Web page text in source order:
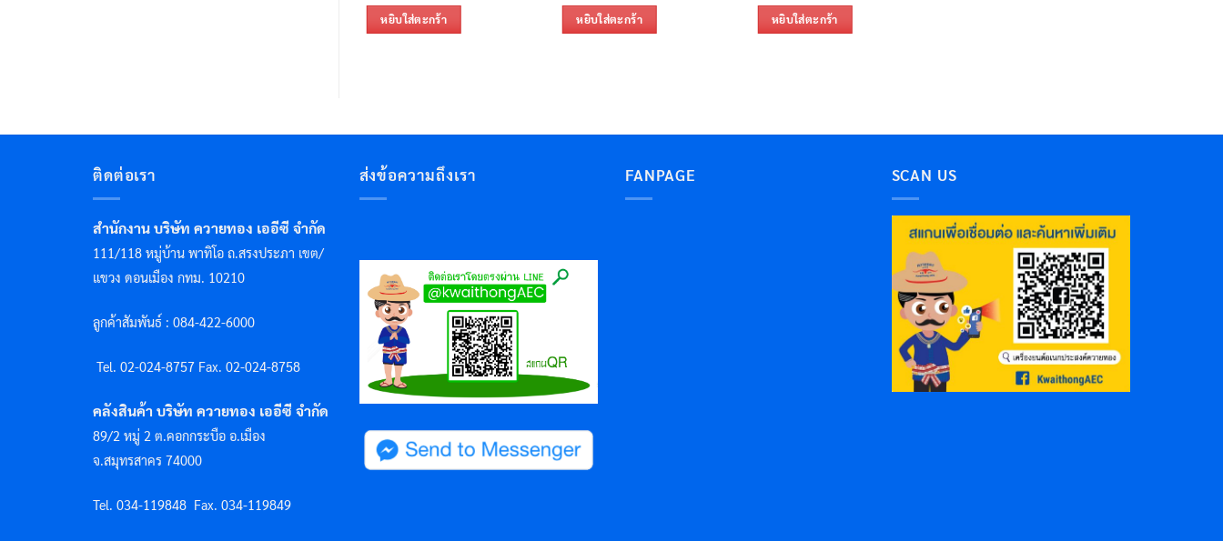
หยิบใส่ตะกร้า หยิบใส่ตะกร้า หยิบใส่ตะกร้า
ติดต่อเรา
สำนักงาน บริษัท ควายทอง เออีซี จำกัด
111/118 หมู่บ้าน พาทิโอ ถ.สรงประภา เขต/
แขวง ดอนเมือง กทม. 10210
ลูกค้าสัมพันธ์ : 084-422-6000
Tel. 02-024-8757 Fax. 02-024-8758
คลังสินค้า บริษัท ควายทอง เออีซี จำกัด
89/2 หมู่ 2 ต.คอกกระบือ อ.เมือง
จ.สมุทรสาคร 74000
Tel. 034-119848 Fax. 034-119849
ส่งข้อความถึงเรา FANPAGE SCAN US